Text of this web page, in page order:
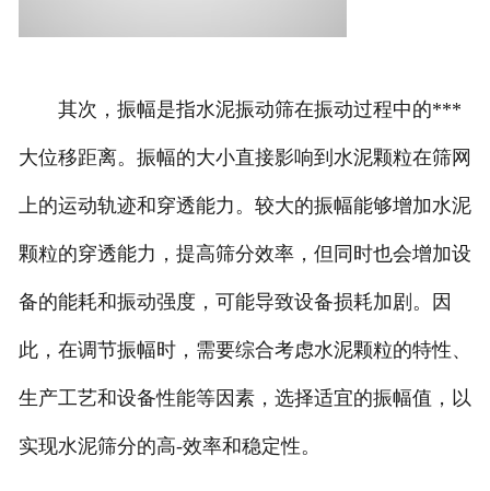
其次，振幅是指水泥振动筛在振动过程中的***
大位移距离。振幅的大小直接影响到水泥颗粒在筛网
上的运动轨迹和穿透能力。较大的振幅能够增加水泥
颗粒的穿透能力，提高筛分效率，但同时也会增加设
备的能耗和振动强度，可能导致设备损耗加剧。因
此，在调节振幅时，需要综合考虑水泥颗粒的特性、
生产工艺和设备性能等因素，选择适宜的振幅值，以
实现水泥筛分的高-效率和稳定性。